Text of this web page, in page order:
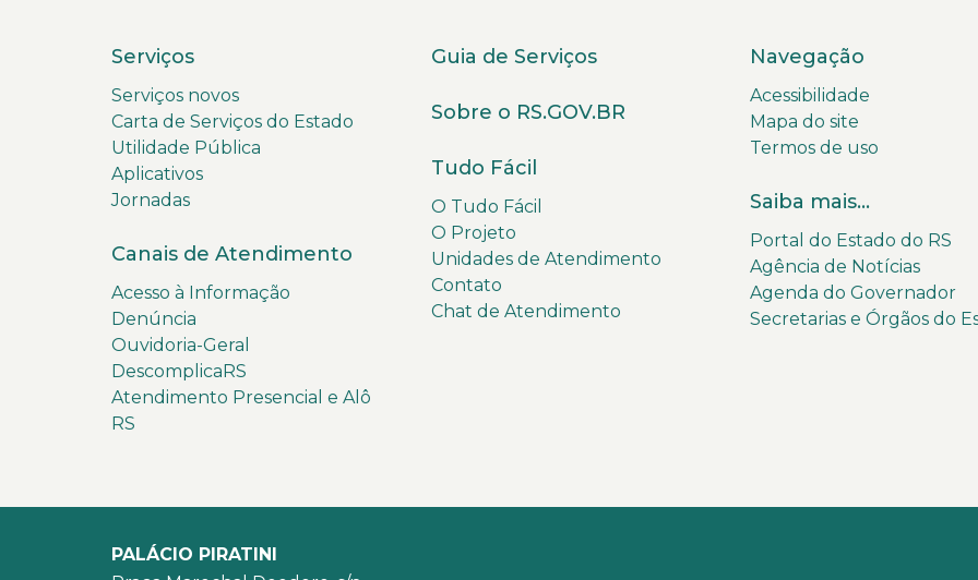
Serviços
Serviços novos
Carta de Serviços do Estado
Utilidade Pública
Aplicativos
Jornadas
Canais de Atendimento
Acesso à Informação
Denúncia
Ouvidoria-Geral
DescomplicaRS
Atendimento Presencial e Alô
RS
Guia de Serviços
Sobre o RS.GOV.BR
Tudo Fácil
O Tudo Fácil
O Projeto
Unidades de Atendimento
Contato
Chat de Atendimento
Navegação
Acessibilidade
Mapa do site
Termos de uso
Saiba mais...
Portal do Estado do RS
Agência de Notícias
Agenda do Governador
Secretarias e Órgãos do
PALÁCIO PIRATINI